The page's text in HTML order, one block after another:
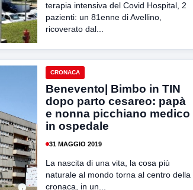
terapia intensiva del Covid Hospital, 2
pazienti: un 81enne di Avellino,
ricoverato dal...
CRONACA
Benevento| Bimbo in TIN
dopo parto cesareo: papà
e nonna picchiano medico
in ospedale
31 MAGGIO 2019
La nascita di una vita, la cosa più
naturale al mondo torna al centro della
cronaca, in un...